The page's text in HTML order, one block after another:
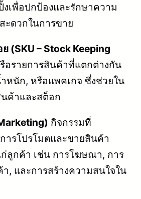
เพื่อปกป้องและรักษาความ
ะดวกในการขาย
(SKU – Stock Keeping
อรายการสินค้าที่แตกต่างกัน
หนัก, หรือแพคเกจ ซึ่งช่วยใน
ค้าและสต็อก
กิจกรรมที่
ารโปรโมตและขายสินค้า
ลูกค้า เช่น การโฆษณา, การ
, และการสร้างความสนใจใน